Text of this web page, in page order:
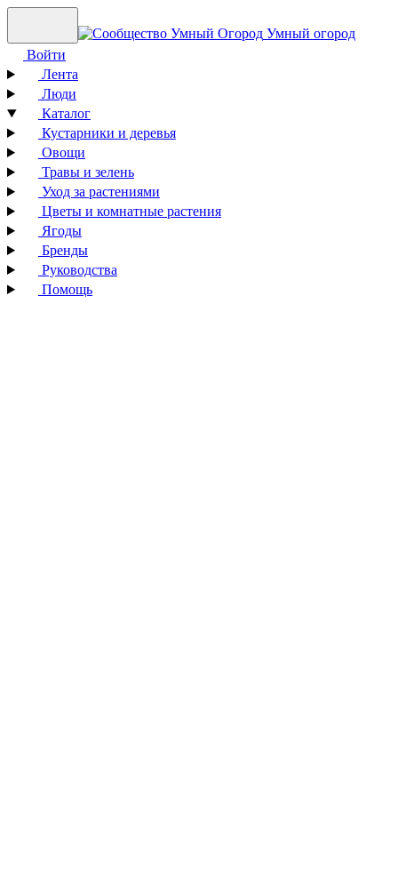
Умный огород
Войти
Лента
Люди
Каталог
Кустарники и деревья
Овощи
Травы и зелень
Уход за растениями
Цветы и комнатные растения
Ягоды
Бренды
Руководства
Помощь